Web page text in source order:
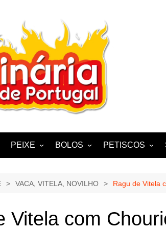
PATO
PEIXE
POLVO, LULAS, CHOCO
BOLOS
BISCOITOS
PASTEIS, QUEQUES E
CUPCAKES
PETISCOS
SALADAS
VACA, VITELA, NOVILHO Ragu de Vitela
Vitela com